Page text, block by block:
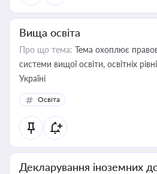
Вища освіта
Про що тема: Тема охоплює
системи вищої освіти, освітніх
Україні
Освіта
Декларування іноземних